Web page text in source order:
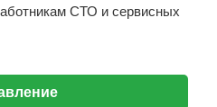
СТО и сервисных